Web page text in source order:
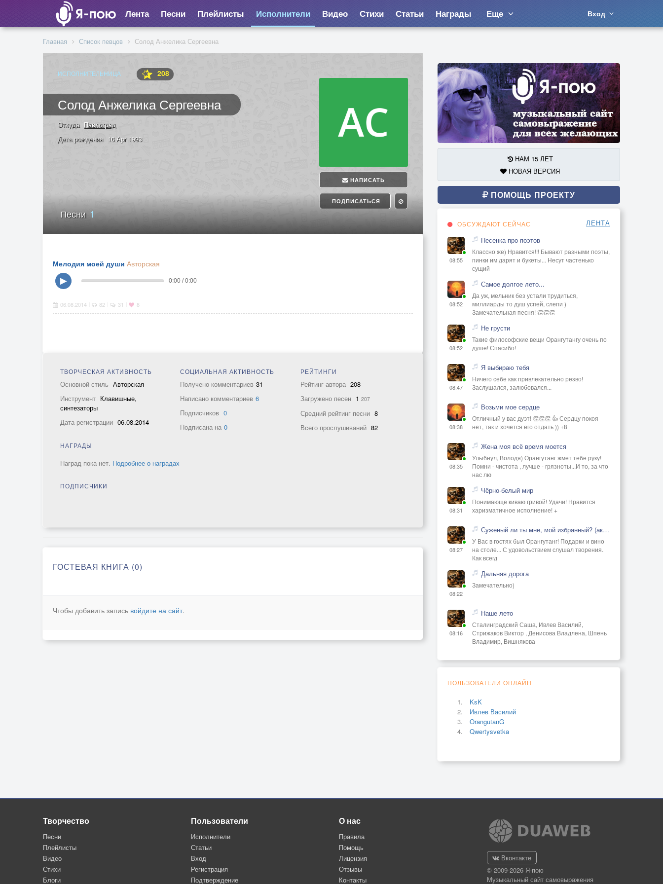
Лента Песни Плейлисты Исполнители Видео Стихи Статьи Награды Еще Вход
Главная Список певцов Солод Анжелика Сергеевна
ИСПОЛНИТЕЛЬНИЦА 208
Солод Анжелика Сергеевна
НАПИСАТЬ
ПОДПИСАТЬСЯ
Откуда Павлоград
Дата рождения 16 Apr 1993
Песни1
Мелодия моей души Авторская
▶
0:00 / 0:00
06.08.2014 82 31 8
ТВОРЧЕСКАЯ АКТИВНОСТЬ
Основной стиль Авторская
Инструмент Клавишные,
синтезаторы
Дата регистрации 06.08.2014
СОЦИАЛЬНАЯ АКТИВНОСТЬ
Получено комментариев 31
Написано комментариев 6
Подписчиков 0
Подписана на 0
РЕЙТИНГИ
Рейтинг автора 208
Загружено песен 1 207
Средний рейтинг песни 8
Всего прослушиваний 82
НАГРАДЫ
Наград пока нет. Подробнее о наградах
ПОДПИСЧИКИ
ГОСТЕВАЯ КНИГА (0)
Чтобы добавить запись войдите на сайт.
НАМ 15 ЛЕТ
НОВАЯ ВЕРСИЯ
ПОМОЩЬ ПРОЕКТУ
ОБСУЖДАЮТ СЕЙЧАС ЛЕНТА
08:55
Песенка про поэтов
Классно же) Нравится!!! Бывают разными поэты,
пинки им дарят и букеты... Несут частенько
сущий
08:52
Самое долгое лето...
Да уж, мельник без устали трудиться,
миллиарды то душ успей, слепи )
Замечательная песня! 👏👏👏
08:52
Не грусти
Такие философские вещи Орангутангу очень по
душе! Спасибо!
08:47
Я выбираю тебя
Ничего себе как привлекательно резво!
Заслушался, залюбовался...
08:38
Возьми мое сердце
Отличный у вас дуэт! 👏👏👏 👍 Сердцу покоя
нет, так и хочется его отдать )) +8
08:35
Жена моя всё время моется
Улыбнул, Володя) Орангутанг жмет тебе руку!
Помни - чистота , лучше - грязноты...И то, за что
нас лю
08:31
Чёрно-белый мир
Понимающе киваю гривой! Удачи! Нравится
харизматичное исполнение! +
08:27
Суженый ли ты мне, мой избранный? (акустика)
У Вас в гостях был Орангутанг! Подарки и вино
на столе... С удовольствием слушал творения.
Как всегд
08:22
Дальняя дорога
Замечательно)
08:16
Наше лето
Сталинградский Саша, Ивлев Василий,
Стрижаков Виктор , Денисова Владлена, Шпень
Владимир, Вишнякова
ПОЛЬЗОВАТЕЛИ ОНЛАЙН
KsK
Ивлев Василий
OrangutanG
Qwertysvetka
Творчество
Песни
Плейлисты
Видео
Стихи
Блоги
Пользователи
Исполнители
Статьи
Вход
Регистрация
Подтверждение
О нас
Правила
Помощь
Лицензия
Отзывы
Контакты
Вконтакте
© 2009-2026 Я-пою
Музыкальный сайт самовыражения